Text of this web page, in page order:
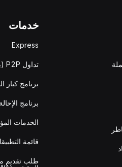
خدمات
Express
تداول P2P (بدون رسوم)
برنامج كبار
برنامج الإحالة
الخدمات
قائمة
طلب تقديم